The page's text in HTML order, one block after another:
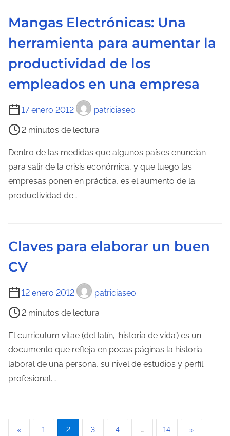
t
r
a
a
c
t
r
a
e
l
e
n
t
r
a
Mangas Electrónicas: Una
herramienta para aumentar la
productividad de los
empleados en una empresa
17 enero 2012 patriciaseo
T
e
m
p
o
d
c
t
r
a
e
l
a
e
r
2 minutos de lectura
Dentro de las medidas que algunos países enuncian
para salir de la crisis económica, y que luego las
empresas ponen en práctica, es el aumento de la
productividad de…
Claves para elaborar un buen
CV
12 enero 2012 patriciaseo
T
e
m
p
o
d
e
2 minutos de lectura
El curriculum vitae (del latín, ‘historia de vida’) es un
documento que refleja en pocas páginas la historia
laboral de una persona, su nivel de estudios y perfil
profesional.…
P« 1 2 3 4 … 14 »